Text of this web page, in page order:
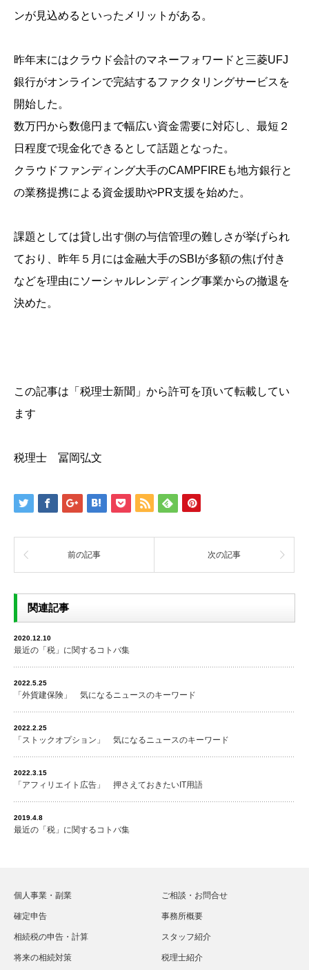
ンが見込めるといったメリットがある。
昨年末にはクラウド会計のマネーフォワードと三菱UFJ
銀行がオンラインで完結するファクタリングサービスを
開始した。
数万円から数億円まで幅広い資金需要に対応し、最短２
日程度で現金化できるとして話題となった。
クラウドファンディング大手のCAMPFIREも地方銀行と
の業務提携による資金援助やPR支援を始めた。
課題としては貸し出す側の与信管理の難しさが挙げられ
ており、昨年５月には金融大手のSBIが多額の焦げ付き
などを理由にソーシャルレンディング事業からの撤退を
決めた。
この記事は「税理士新聞」から許可を頂いて転載してい
ます
税理士 冨岡弘文
前の記事 次の記事
関連記事
2020.12.10
最近の「税」に関するコトバ集
2022.5.25
「外貨建保険」 気になるニュースのキーワード
2022.2.25
「ストックオプション」 気になるニュースのキーワード
2022.3.15
「アフィリエイト広告」 押さえておきたいIT用語
2019.4.8
最近の「税」に関するコトバ集
個人事業・副業
確定申告
相続税の申告・計算
将来の相続対策
ご相談・お問合せ
事務所概要
スタッフ紹介
税理士紹介